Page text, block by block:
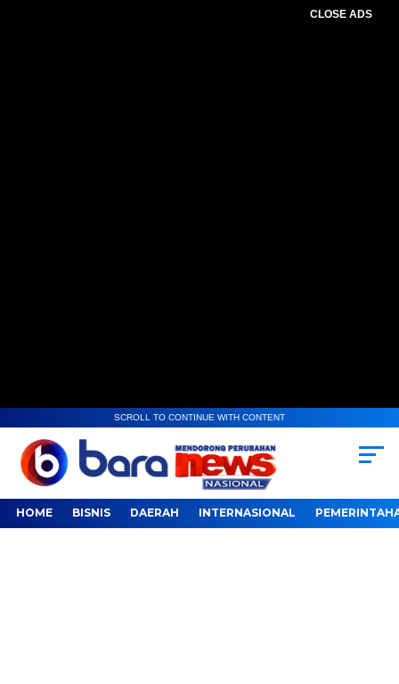
CLOSE ADS
SCROLL TO CONTINUE WITH CONTENT
HOME BISNIS DAERAH INTERNASIONAL